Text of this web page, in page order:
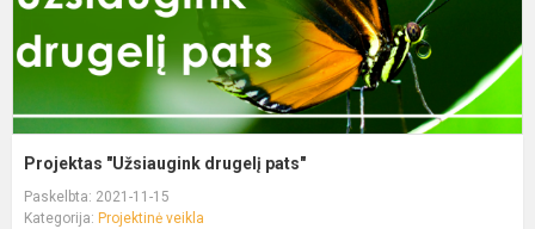
Projektas "Užsiaugink drugelį pats"
Paskelbta: 2021-11-15
Kategorija: Projektinė veikla